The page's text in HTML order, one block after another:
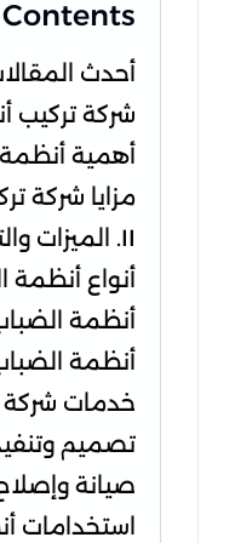
أحدث
شركة تركيب
أهمية أنظمة
مزايا شركة
II. الميزات والتفاصيل
أنواع أنظمة
أنظمة
أنظمة
خدمات شركة
تصميم
صيانة
استخدامات